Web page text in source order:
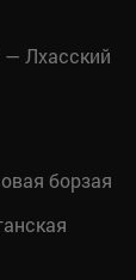
— Лхасский
борзая